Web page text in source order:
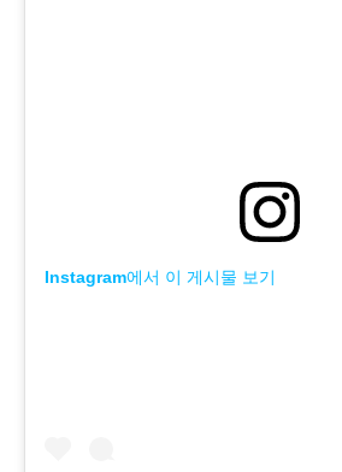
Instagram에서 이 게시물 보기